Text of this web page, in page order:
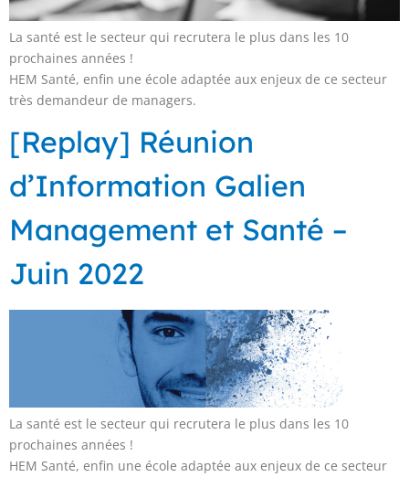
La santé est le secteur qui recrutera le plus dans les 10
prochaines années !
HEM Santé, enfin une école adaptée aux enjeux de ce secteur
très demandeur de managers.
[Replay] Réunion
d’Information Galien
Management et Santé –
Juin 2022
La santé est le secteur qui recrutera le plus dans les 10
prochaines années !
HEM Santé, enfin une école adaptée aux enjeux de ce secteur